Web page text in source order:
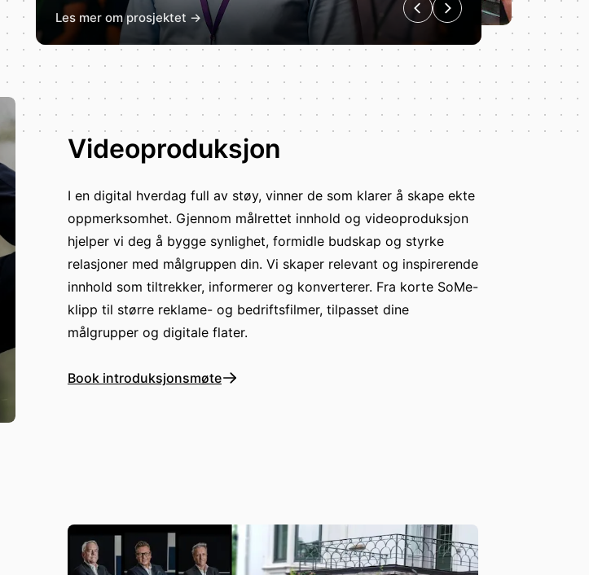
Les mer om prosjektet →
Videoproduksjon
I en digital hverdag full av støy, vinner de som klarer å skape ekte
oppmerksomhet. Gjennom målrettet innhold og videoproduksjon
hjelper vi deg å bygge synlighet, formidle budskap og styrke
relasjoner med målgruppen din. Vi skaper relevant og inspirerende
innhold som tiltrekker, informerer og konverterer. Fra korte SoMe-
klipp til større reklame- og bedriftsfilmer, tilpasset dine
målgrupper og digitale flater.
Book introduksjonsmøte